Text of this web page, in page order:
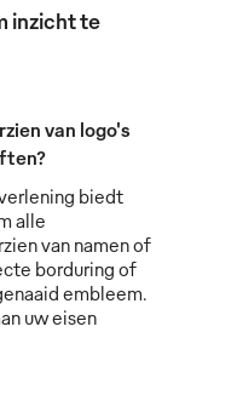
inzicht te
van logo's
biedt
alle
van namen of
borduring of
embleem.
uw eisen